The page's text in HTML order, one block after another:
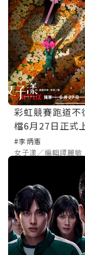
彩虹競賽跑道不
檔6月27日正式
#李炳憲
女子漾／編輯譚麗敏